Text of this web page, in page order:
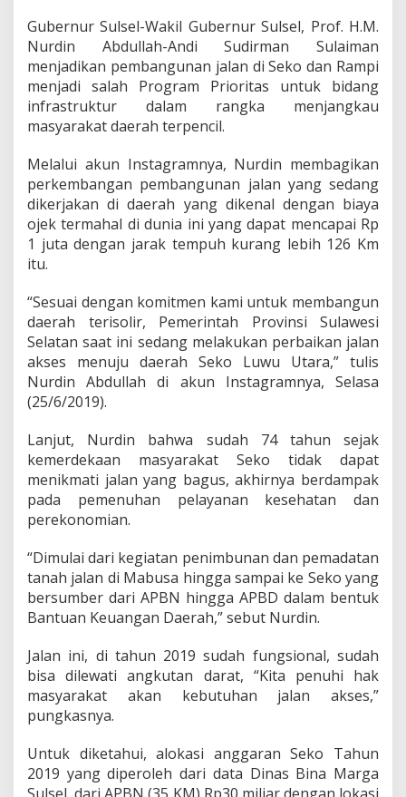
i
M
a
s
y
k
a
S
k
i
s
a
N
i
i
n
f
t
r
u
k
r
J
a
Gubernur Sulsel-Wakil Gubernur Sulsel, Prof. H.M.
Nurdin Abdullah-Andi Sudirman Sulaiman
menjadikan pembangunan jalan di Seko dan Rampi
menjadi salah Program Prioritas untuk bidang
infrastruktur dalam rangka menjangkau
masyarakat daerah terpencil.
Melalui akun Instagramnya, Nurdin membagikan
perkembangan pembangunan jalan yang sedang
dikerjakan di daerah yang dikenal dengan biaya
ojek termahal di dunia ini yang dapat mencapai Rp
1 juta dengan jarak tempuh kurang lebih 126 Km
itu.
“Sesuai dengan komitmen kami untuk membangun
daerah terisolir, Pemerintah Provinsi Sulawesi
Selatan saat ini sedang melakukan perbaikan jalan
akses menuju daerah Seko Luwu Utara,” tulis
Nurdin Abdullah di akun Instagramnya, Selasa
(25/6/2019).
Lanjut, Nurdin bahwa sudah 74 tahun sejak
kemerdekaan masyarakat Seko tidak dapat
menikmati jalan yang bagus, akhirnya berdampak
pada pemenuhan pelayanan kesehatan dan
perekonomian.
“Dimulai dari kegiatan penimbunan dan pemadatan
tanah jalan di Mabusa hingga sampai ke Seko yang
bersumber dari APBN hingga APBD dalam bentuk
Bantuan Keuangan Daerah,” sebut Nurdin.
Jalan ini, di tahun 2019 sudah fungsional, sudah
bisa dilewati angkutan darat, “Kita penuhi hak
masyarakat akan kebutuhan jalan akses,”
pungkasnya.
Untuk diketahui, alokasi anggaran Seko Tahun
2019 yang diperoleh dari data Dinas Bina Marga